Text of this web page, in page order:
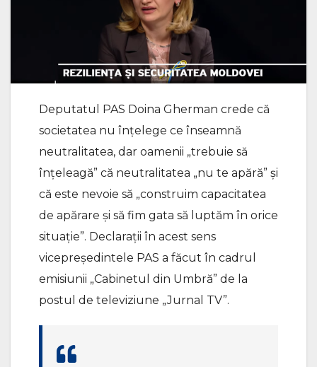
Deputatul PAS Doina Gherman crede că
societatea nu înțelege ce înseamnă
neutralitatea, dar oamenii „trebuie să
înțeleagă” că neutralitatea „nu te apără” și
că este nevoie să „construim capacitatea
de apărare și să fim gata să luptăm în orice
situație”. Declarații în acest sens
vicepreședintele PAS a făcut în cadrul
emisiunii „Cabinetul din Umbră” de la
postul de televiziune „Jurnal TV”.